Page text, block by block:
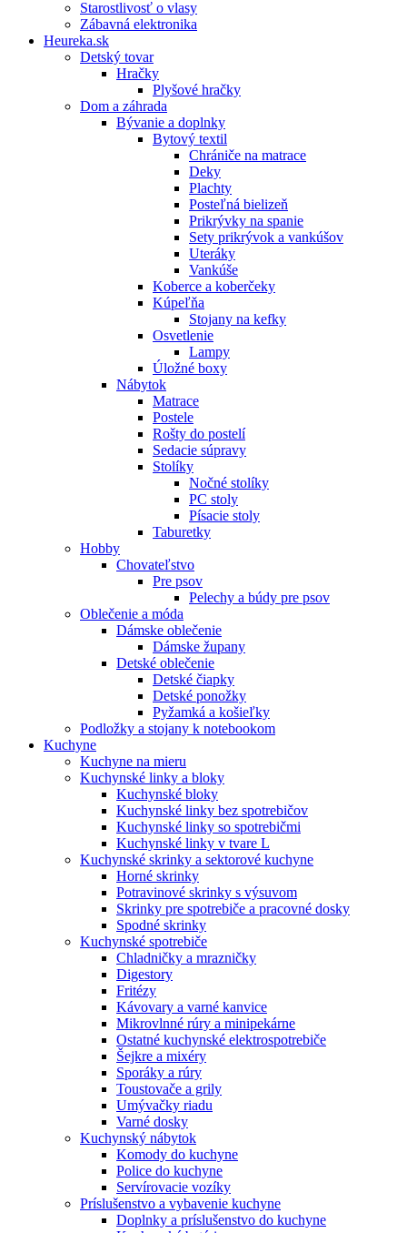
Starostlivosť o vlasy
Zábavná elektronika
Heureka.sk
Detský tovar
Hračky
Plyšové hračky
Dom a záhrada
Bývanie a doplnky
Bytový textil
Chrániče na matrace
Deky
Plachty
Posteľná bielizeň
Prikrývky na spanie
Sety prikrývok a vankúšov
Uteráky
Vankúše
Koberce a koberčeky
Kúpeľňa
Stojany na kefky
Osvetlenie
Lampy
Úložné boxy
Nábytok
Matrace
Postele
Rošty do postelí
Sedacie súpravy
Stolíky
Nočné stolíky
PC stoly
Písacie stoly
Taburetky
Hobby
Chovateľstvo
Pre psov
Pelechy a búdy pre psov
Oblečenie a móda
Dámske oblečenie
Dámske župany
Detské oblečenie
Detské čiapky
Detské ponožky
Pyžamká a košieľky
Podložky a stojany k notebookom
Kuchyne
Kuchyne na mieru
Kuchynské linky a bloky
Kuchynské bloky
Kuchynské linky bez spotrebičov
Kuchynské linky so spotrebičmi
Kuchynské linky v tvare L
Kuchynské skrinky a sektorové kuchyne
Horné skrinky
Potravinové skrinky s výsuvom
Skrinky pre spotrebiče a pracovné dosky
Spodné skrinky
Kuchynské spotrebiče
Chladničky a mrazničky
Digestory
Fritézy
Kávovary a varné kanvice
Mikrovlnné rúry a minipekárne
Ostatné kuchynské elektrospotrebiče
Šejkre a mixéry
Sporáky a rúry
Toustovače a grily
Umývačky riadu
Varné dosky
Kuchynský nábytok
Komody do kuchyne
Police do kuchyne
Servírovacie vozíky
Príslušenstvo a vybavenie kuchyne
Doplnky a príslušenstvo do kuchyne